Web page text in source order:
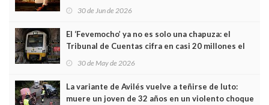
Asturias en Madrid
30 de Jun de 2026
El ‘Fevemocho’ ya no es solo una chapuza: el
Tribunal de Cuentas cifra en casi 20 millones el
sobrecoste de los trenes que no cabían por los
30 de May de 2026
La variante de Avilés vuelve a teñirse de luto:
muere un joven de 32 años en un violento choque